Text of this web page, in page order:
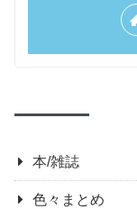
本/雑誌
色々まとめ